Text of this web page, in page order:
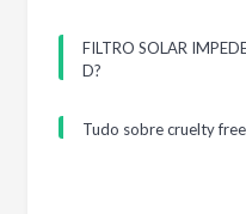
FILTRO SOLAR
D?
Tudo sobre cruelty